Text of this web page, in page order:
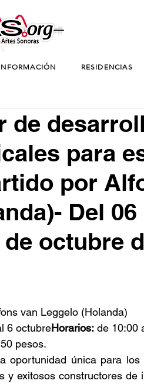
RESIDENCIAS
de
para
por
Del
de octubre
van Leggelo (Holanda)
6 octubreHorarios: de 10:00
pesos.
oportunidad única para
y exitosos constructores